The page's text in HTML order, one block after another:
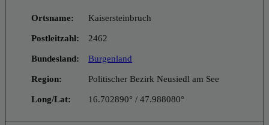
Ortsname: Kaisersteinbruch
Postleitzahl: 2462
Bundesland: Burgenland
Region: Politischer Bezirk Neusiedl am See
Long/Lat: 16.702890° / 47.988080°